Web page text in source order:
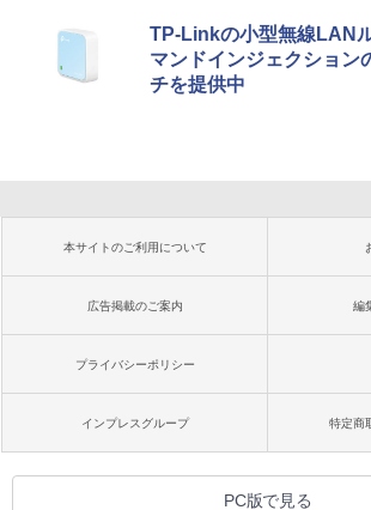
TP-Linkの小型無線LAN
マンドインジェクション
チを提供中
本サイトのご利用について
広告掲載のご案内 編
プライバシーポリシー
インプレスグループ 特定商
PC版で見る